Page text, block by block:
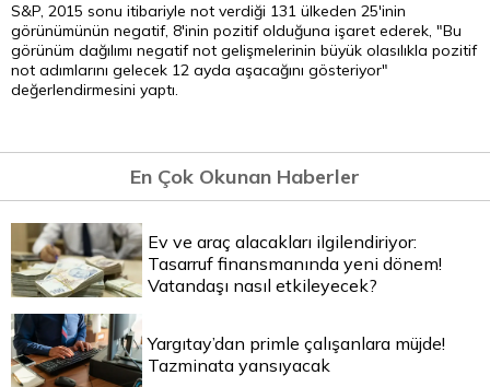
S&P, 2015 sonu itibariyle not verdiği 131 ülkeden 25'inin
görünümünün negatif, 8'inin pozitif olduğuna işaret ederek, "Bu
görünüm dağılımı negatif not gelişmelerinin büyük olasılıkla pozitif
not adımlarını gelecek 12 ayda aşacağını gösteriyor"
değerlendirmesini yaptı.
En Çok Okunan Haberler
Ev ve araç alacakları ilgilendiriyor:
Tasarruf finansmanında yeni dönem!
Vatandaşı nasıl etkileyecek?
Yargıtay’dan primle çalışanlara müjde!
Tazminata yansıyacak